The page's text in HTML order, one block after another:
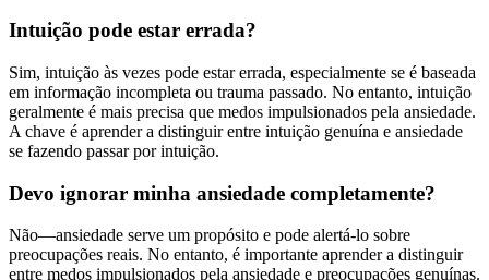
Intuição pode estar errada?
Sim, intuição às vezes pode estar errada, especialmente se é baseada
em informação incompleta ou trauma passado. No entanto, intuição
geralmente é mais precisa que medos impulsionados pela ansiedade.
A chave é aprender a distinguir entre intuição genuína e ansiedade
se fazendo passar por intuição.
Devo ignorar minha ansiedade completamente?
Não—ansiedade serve um propósito e pode alertá-lo sobre
preocupações reais. No entanto, é importante aprender a distinguir
entre medos impulsionados pela ansiedade e preocupações genuínas.